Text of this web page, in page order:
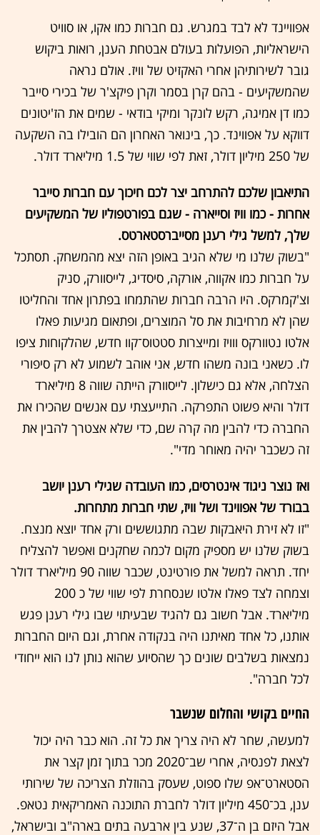
אפוויינד לא לבד במגרש. גם חברות כמו אקו, או סוויט
הישראליות, הפועלות בעולם אבטחת הענן, רואות ביקוש
גובר לשירותיהן אחרי האקזיט של וויז. אולם נראה
שהמשקיעים - בהם קרן בסמר וקרן פיקצ'ר של בכירי סייבר
כמו דן אמיגה, רקש לונקר ומיקי בודאי - שמים את הז'יטונים
דווקא על אפווינד. כך, בינואר האחרון הם הובילו בה השקעה
של 250 מיליון דולר, זאת לפי שווי של 1.5 מיליארד דולר.
התיאבון שלכם להתרחב יצר לכם חיכוך עם חברות סייבר
אחרות - כמו וויז וסייארה - שגם בפורטפוליו של המשקיעים
שלך, למשל גילי רענן מסייברסטארטס.
"בשוק שלנו מי שלא הגיב באופן הזה יצא מהמשחק. תסתכל
על חברות כמו אקווה, אורקה, סיסדיג, לייסוורק, סניק
וצ'קמרקס. היו הרבה חברות שהתמחו בפתרון אחד והחליטו
שהן לא מרחיבות את סל המוצרים, ופתאום מגיעות פאלו
אלטו נטוורקס ווויז ומייצרות סטטוס־קוו חדש, שהלקוחות ציפו
לו. כשאני בונה משהו חדש, אני אוהב לשמוע לא רק סיפורי
הצלחה, אלא גם כישלון. לייסוורק הייתה שווה 8 מיליארד
דולר והיא פשוט התפרקה. התייעצתי עם אנשים שהכירו את
החברה כדי להבין מה קרה שם, כדי שלא אצטרך להבין את
זה כשכבר יהיה מאוחר מדי".
ואז נוצר ניגוד אינטרסים, כמו העובדה שגילי רענן יושב
בבורד של אפווינד ושל וויז, שתי חברות מתחרות.
"זו לא זירת היאבקות שבה מתגוששים ורק אחד יוצא מנצח.
בשוק שלנו יש מספיק מקום לכמה שחקנים ואפשר להצליח
יחד. תראה למשל את פורטינט, שכבר שווה 90 מיליארד דולר
וצמחה לצד פאלו אלטו שנסחרת לפי שווי של כ 200
מיליארד. אבל חשוב גם להגיד שבעיתוי שבו גילי רענן פגש
אותנו, כל אחד מאיתנו היה בנקודה אחרת, וגם היום החברות
נמצאות בשלבים שונים כך שהסיוע שהוא נותן לנו הוא ייחודי
לכל חברה".
החיים בקושי והחלום שנשבר
למעשה, שחר לא היה צריך את כל זה. הוא כבר היה יכול
לצאת לפנסיה, אחרי שב־2020 מכר בתוך זמן קצר את
הסטארט־אפ שלו ספוט, שעסק בהוזלת הצריכה של שירותי
ענן, בכ־450 מיליון דולר לחברת התוכנה האמריקאית נטאפ.
אבל היזם בן ה־37, שנע בין ארבעה בתים בארה"ב ובישראל,